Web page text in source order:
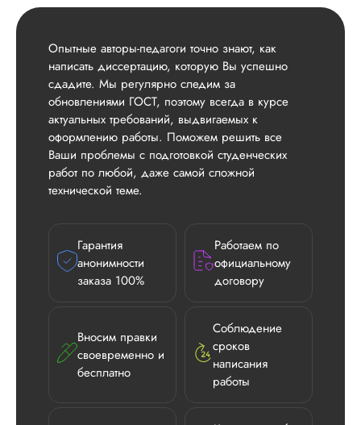
Опытные авторы-педагоги точно знают, как
написать диссертацию, которую Вы успешно
сдадите. Мы регулярно следим за
обновлениями ГОСТ, поэтому всегда в курсе
актуальных требований, выдвигаемых к
оформлению работы. Поможем решить все
Ваши проблемы с подготовкой студенческих
работ по любой, даже самой сложной
технической теме.
Гарантия
анонимности
заказа 100%
Работаем по
официальному
договору
Вносим правки
своевременно и
бесплатно
Соблюдение
сроков
написания
работы